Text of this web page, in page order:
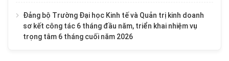
Đảng bộ Trường Đại học Kinh tế và Quản trị kinh doanh
sơ kết công tác 6 tháng đầu năm, triển khai nhiệm vụ
trọng tâm 6 tháng cuối năm 2026